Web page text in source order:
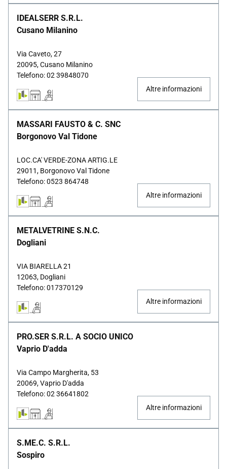
IDEALSERR S.R.L.
Cusano Milanino
Via Caveto, 27
20095, Cusano Milanino
Telefono: 02 39848070
Altre informazioni
MASSARI FAUSTO & C. SNC
Borgonovo Val Tidone
LOC.CA' VERDE-ZONA ARTIG.LE
29011, Borgonovo Val Tidone
Telefono: 0523 864748
Altre informazioni
METALVETRINE S.N.C.
Dogliani
VIA BIARELLA 21
12063, Dogliani
Telefono: 017370129
Altre informazioni
PRO.SER S.R.L. A SOCIO UNICO
Vaprio D'adda
Via Campo Margherita, 53
20069, Vaprio D'adda
Telefono: 02 36641802
Altre informazioni
S.ME.C. S.R.L.
Sospiro